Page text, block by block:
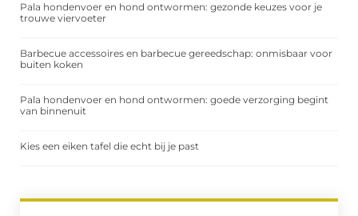
Pala hondenvoer en hond ontwormen: gezonde keuzes voor je
trouwe viervoeter
Barbecue accessoires en barbecue gereedschap: onmisbaar voor
buiten koken
Pala hondenvoer en hond ontwormen: goede verzorging begint
van binnenuit
Kies een eiken tafel die echt bij je past